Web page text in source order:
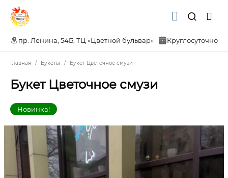
пр. Ленина, 54Б, ТЦ «Цветной бульвар» Круглосуточно
Главная Букеты Букет Цветочное смузи
Букет Цветочное смузи
Новинка!